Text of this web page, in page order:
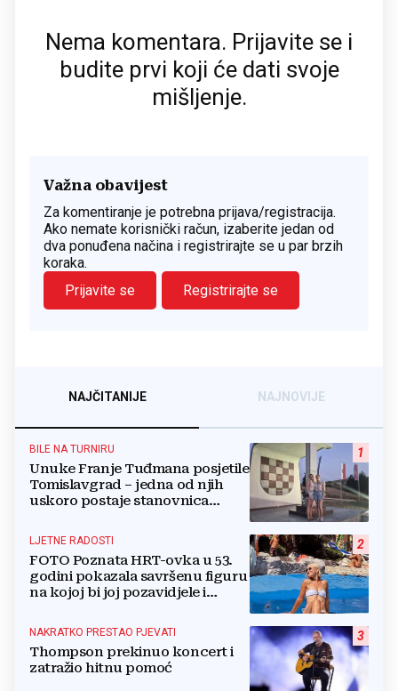
Nema komentara. Prijavite se i
budite prvi koji će dati svoje
mišljenje.
Važna obavijest
Za komentiranje je potrebna prijava/registracija.
Ako nemate korisnički račun, izaberite jedan od
dva ponuđena načina i registrirajte se u par brzih
koraka.
Prijavite se
Registrirajte se
NAJČITANIJE NAJNOVIJE
1
BILE NA TURNIRU
Unuke Franje Tuđmana posjetile
Tomislavgrad – jedna od njih
uskoro postaje stanovnica
2
LJETNE RADOSTI
FOTO Poznata HRT-ovka u 53.
godini pokazala savršenu figuru
na kojoj bi joj pozavidjele i
3
NAKRATKO PRESTAO PJEVATI
Thompson prekinuo koncert i
zatražio hitnu pomoć